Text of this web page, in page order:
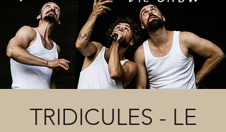
TRIDICULES - LE